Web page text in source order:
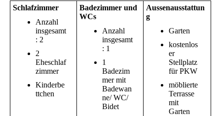
Schlafzimmer
Anzahl
insgesamt
: 2
2
Eheschlaf
zimmer
Kinderbe
ttchen
Badezimmer und
WCs
Anzahl
insgesamt
: 1
1
Badezim
mer mit
Badewan
ne/ WC/
Bidet
Aussenausstattun
g
Garten
kostenlos
er
Stellplatz
für PKW
möblierte
Terrasse
mit
Garten